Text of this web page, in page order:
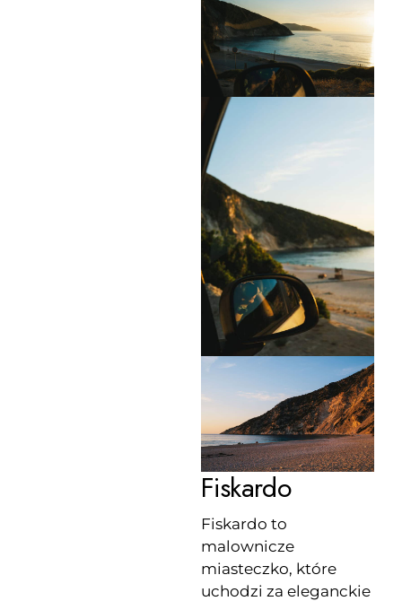
Fiskardo
Fiskardo to
malownicze
miasteczko, które
uchodzi za eleganckie